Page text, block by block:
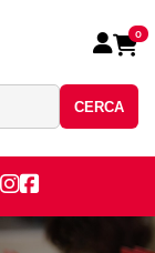
CERCA
0